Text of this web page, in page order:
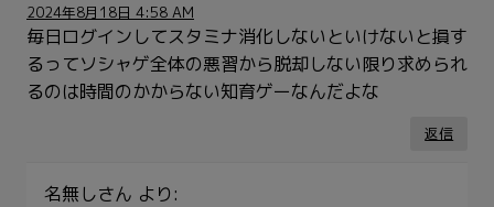
2024年8月18日 4:58 AM
毎日ログインしてスタミナ消化しないといけないと損す
るってソシャゲ全体の悪習から脱却しない限り求められ
るのは時間のかからない知育ゲーなんだよな
返信
名無しさん より: